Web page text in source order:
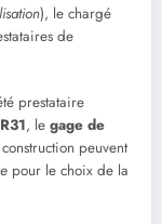
), le chargé
de
prestataire
, le gage de
peuvent
pour le choix de la